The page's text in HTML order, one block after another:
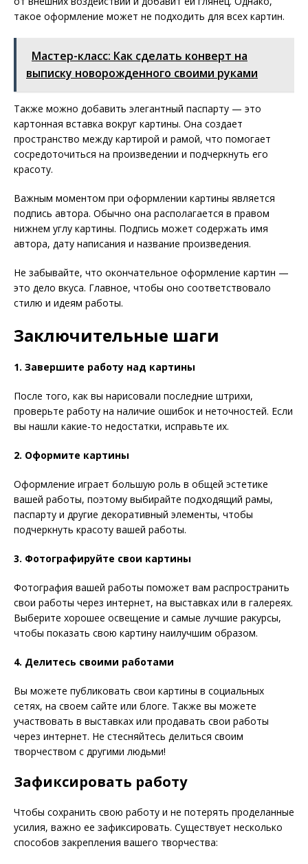
такое оформление может не подходить для всех картин.
Мастер-класс: Как сделать конверт на
выписку новорожденного своими руками
Также можно добавить элегантный паспарту — это
картонная вставка вокруг картины. Она создает
пространство между картирой и рамой, что помогает
сосредоточиться на произведении и подчеркнуть его
красоту.
Важным моментом при оформлении картины является
подпись автора. Обычно она располагается в правом
нижнем углу картины. Подпись может содержать имя
автора, дату написания и название произведения.
Не забывайте, что окончательное оформление картин —
это дело вкуса. Главное, чтобы оно соответствовало
стилю и идеям работы.
Заключительные шаги
1. Завершите работу над картины
После того, как вы нарисовали последние штрихи,
проверьте работу на наличие ошибок и неточностей. Если
вы нашли какие-то недостатки, исправьте их.
2. Оформите картины
Оформление играет большую роль в общей эстетике
вашей работы, поэтому выбирайте подходящий рамы,
паспарту и другие декоративный элементы, чтобы
подчеркнуть красоту вашей работы.
3. Фотографируйте свои картины
Фотография вашей работы поможет вам распространить
свои работы через интернет, на выставках или в галереях.
Выберите хорошее освещение и самые лучшие ракурсы,
чтобы показать свою картину наилучшим образом.
4. Делитесь своими работами
Вы можете публиковать свои картины в социальных
сетях, на своем сайте или блоге. Также вы можете
участвовать в выставках или продавать свои работы
через интернет. Не стесняйтесь делиться своим
творчеством с другими людьми!
Зафиксировать работу
Чтобы сохранить свою работу и не потерять проделанные
усилия, важно ее зафиксировать. Существует несколько
способов закрепления вашего творчества: